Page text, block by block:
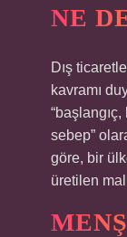
NE
Dış
kavramı
sebep”
göre, bir
üretilen